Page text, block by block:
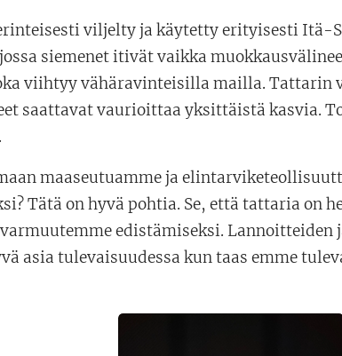
viljelty ja käytetty erityisesti Itä-
siemenet itivät vaikka
viihtyy vähäravinteisilla mailla.
saattavat vaurioittaa yksittäistä kasvia.
maaseutuamme ja
Tätä on hyvä pohtia. Se, että tattaria on
edistämiseksi.
asia tulevaisuudessa kun taas emme